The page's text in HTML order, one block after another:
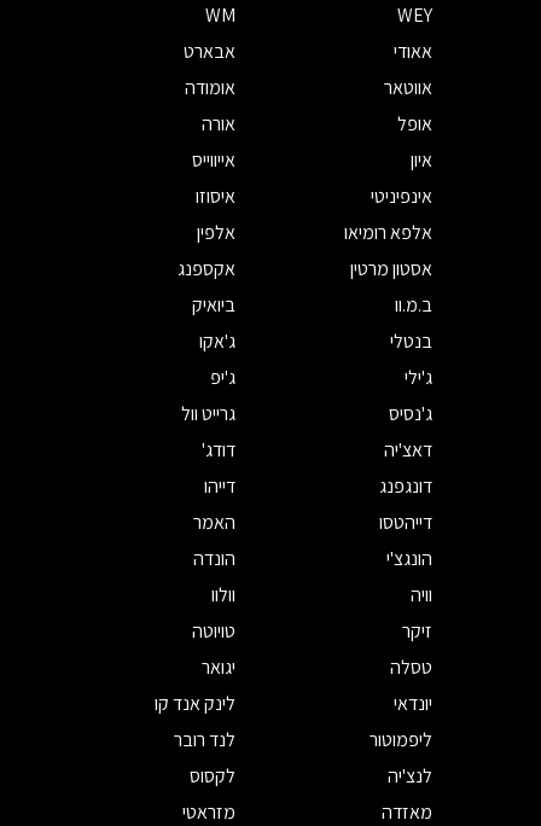
WEY
WM
אאודי
אבארט
אווטאר
אומודה
אופל
אורה
איון
אייווייס
אינפיניטי
איסוזו
אלפא רומיאו
אלפין
אסטון מרטין
אקספנג
ב.מ.וו
ביואיק
בנטלי
ג'אקו
ג'ילי
ג'יפ
ג'נסיס
גרייט וול
דאצ'יה
דודג'
דונגפנג
דייהו
דייהטסו
האמר
הונגצ'י
הונדה
וויה
וולוו
זיקר
טויוטה
טסלה
יגואר
יונדאי
לינק אנד קו
ליפמוטור
לנד רובר
לנצ'יה
לקסוס
מאזדה
מזראטי